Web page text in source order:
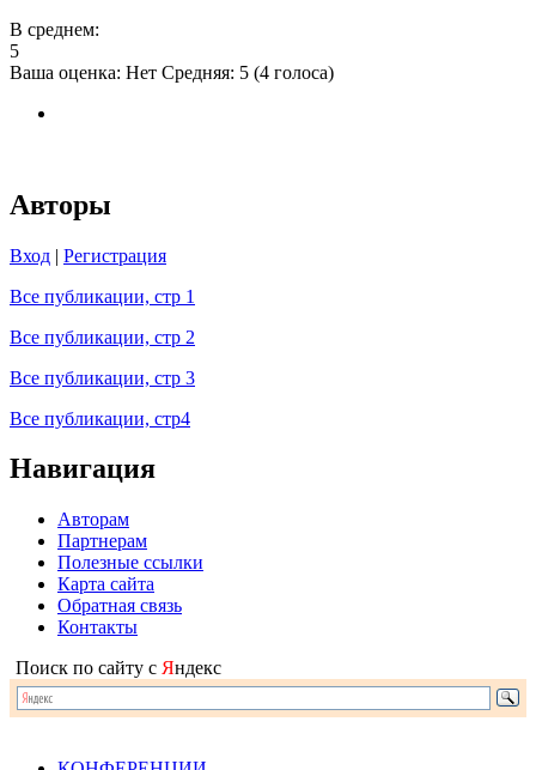
В среднем:
5
Ваша оценка: Нет Средняя: 5 (4 голоса)
Авторы
Вход | Регистрация
Все публикации, стр 1
Все публикации, стр 2
Все публикации, стр 3
Все публикации, стр4
Навигация
Авторам
Партнерам
Полезные ссылки
Карта сайта
Обратная связь
Контакты
Поиск по сайту с Яндекс